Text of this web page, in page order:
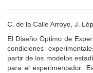
C. de la Calle Arroyo, J.
El Diseño Óptimo de
condiciones
partir de los modelos
para el experimentador.